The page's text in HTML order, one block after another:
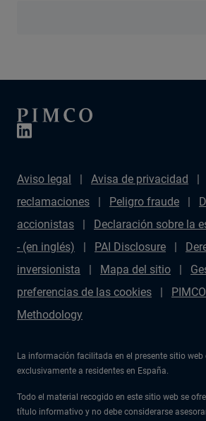
Aviso legal Avisa de privacidad
reclamaciones
Peligro fraude
accionistas
Declaración sobre la
- (en inglés)
PAI Disclosure
inversionista
Mapa del sitio
preferencias de las cookies
Methodology
La información facilitada en el presente sitio web
exclusivamente a residentes en España.
Todo el material recogido en este sitio web se
título informativo y no debe considerarse